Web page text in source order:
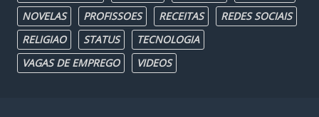
NOVELAS
PROFISSOES RECEITAS
REDES SOCIAIS
RELIGIAO
STATUS
TECNOLOGIA
VAGAS DE EMPREGO
VIDEOS